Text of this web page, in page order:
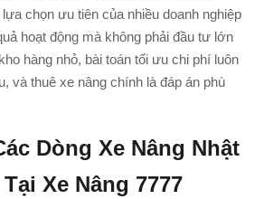
chọn ưu tiên của nhiều doanh nghiệp
hoạt động mà không phải đầu tư lớn
hàng nhỏ, bài toán tối ưu chi phí luôn
và thuê xe nâng chính là đáp án phù
Dòng Xe Nâng Nhật
Xe Nâng 7777